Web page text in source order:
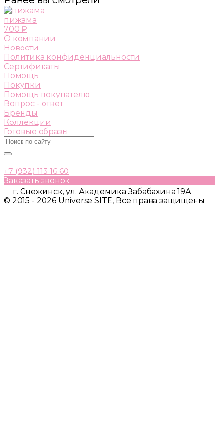
пижама
700 ₽
О компании
Новости
Политика конфиденциальности
Сертификаты
Помощь
Покупки
Помощь покупателю
Вопрос - ответ
Бренды
Коллекции
Готовые образы
+7 (932) 113 16 60
Заказать звонок
г. Снежинск, ул. Академика Забабахина 19А
© 2015 - 2026 Universe SITE, Все права защищены